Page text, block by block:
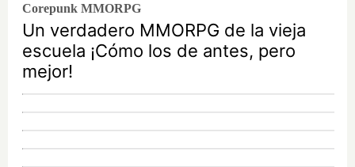
Corepunk MMORPG
Un verdadero MMORPG de la vieja
escuela ¡Cómo los de antes, pero
mejor!